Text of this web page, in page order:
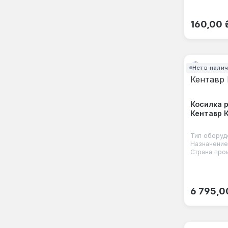
Обычная
160,00
Нет в
Косилка
Кентавр
Тип
Страна
6